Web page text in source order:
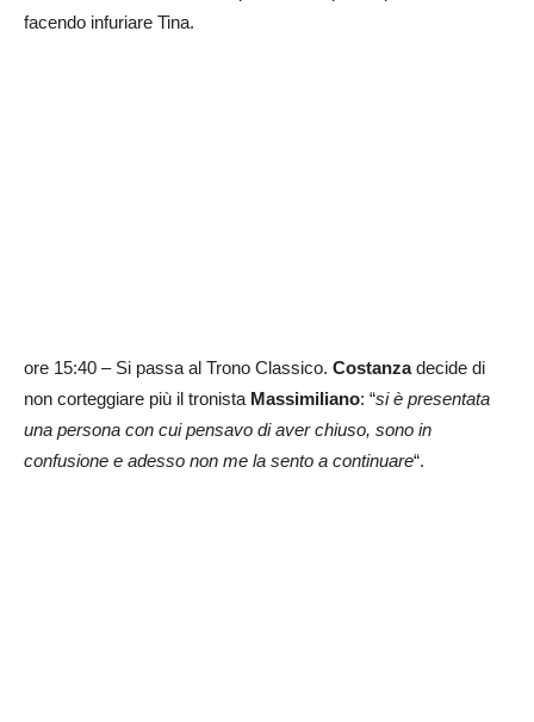
facendo infuriare Tina.
ore 15:40 – Si passa al Trono Classico. Costanzadecide di
non corteggiare più il tronista Massimiliano: “si è presentata
una persona con cui pensavo di aver chiuso, sono in
confusione e adesso non me la sento a continuare“.